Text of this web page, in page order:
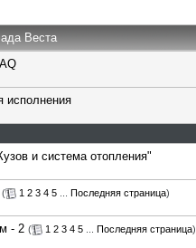
Веста
исполнения
и система отопления"
( 1 2 3 4 5 Последняя страница)
- 2 ( 1 2 3 4 5 Последняя страница)